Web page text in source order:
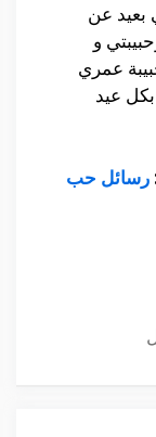
بعيد عن
و
عمري
عيد
رسائل حب